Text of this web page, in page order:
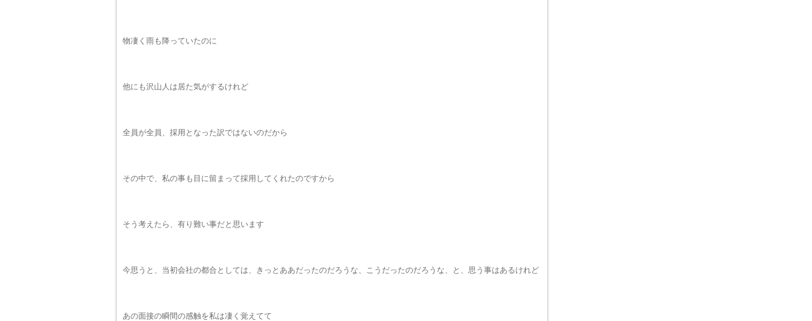
物凄く雨も降っていたのに
他にも沢山人は居た気がするけれど
全員が全員、採用となった訳ではないのだから
その中で、私の事も目に留まって採用してくれたのですから
そう考えたら、有り難い事だと思います
今思うと、当初会社の都合としては、きっとああだったのだろうな、こうだったのだろうな、と、思う事はあるけれど
あの面接の瞬間の感触を私は凄く覚えてて